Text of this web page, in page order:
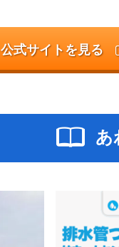
公式サイトを見る
あ